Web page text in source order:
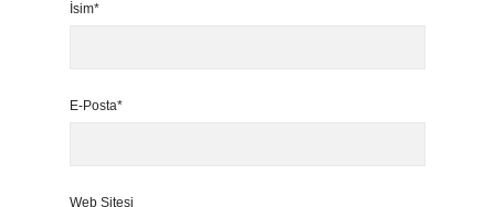
İsim*
E-Posta*
Web Sitesi